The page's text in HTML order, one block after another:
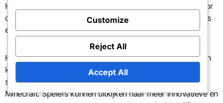
Historische evenementen hebben de weg vrijgemaakt voor
de huidige structuur, waarbij capes zowel een beloning als
een symbool van gemeenschapsbetrokkenheid dienen.
Het begrijpen van de geschiedenis van deze evenementen
kan inzicht bieden in de toekomstige richting van de
strategieën voor gemeenschapsbetrokkenheid van
Minecraft. Spelers kunnen uitkijken naar meer innovatieve en
Customize
Reject All
Accept All